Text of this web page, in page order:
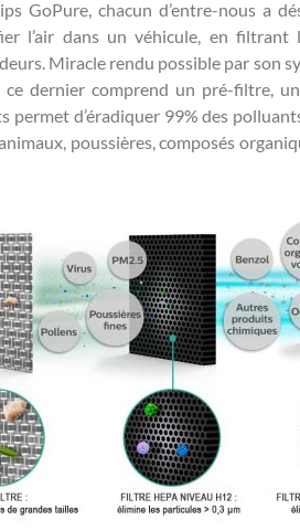
GoPure, chacun d’entre-nous a
l’air dans un véhicule, en
Miracle rendu possible par son
ce dernier comprend un pré-filtre,
permet d’éradiquer 99% des
poussières, composés